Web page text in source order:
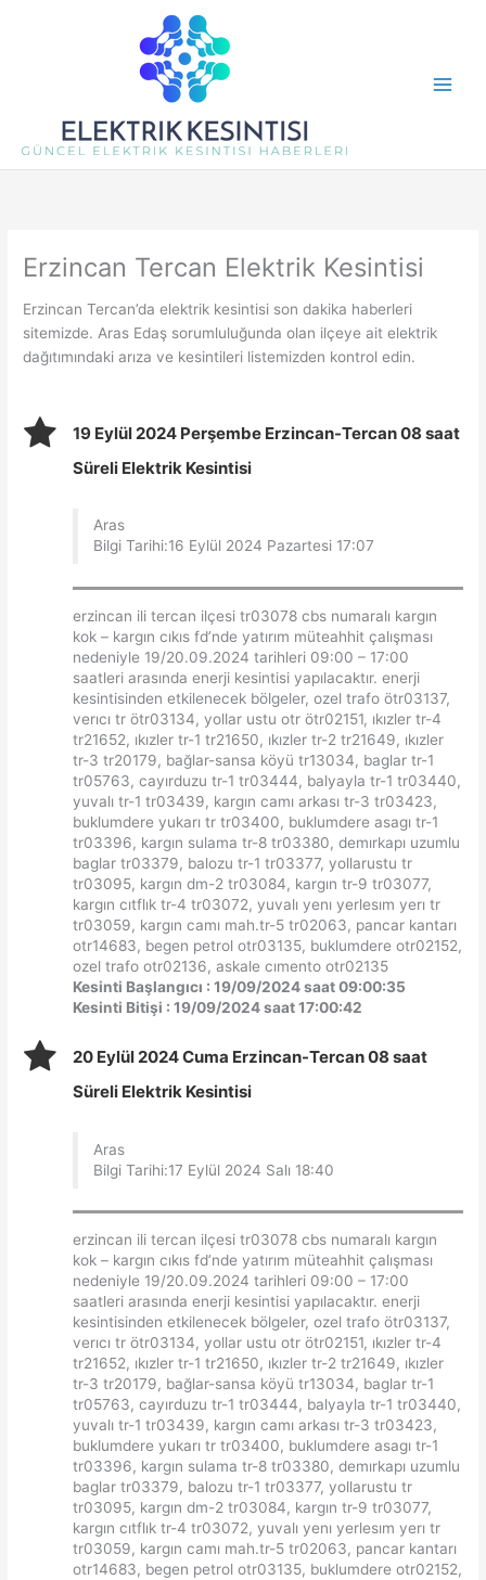
Erzincan Tercan Elektrik Kesintisi
Erzincan Tercan’da elektrik kesintisi son dakika haberleri
sitemizde. Aras Edaş sorumluluğunda olan ilçeye ait elektrik
dağıtımındaki arıza ve kesintileri listemizden kontrol edin.
19 Eylül 2024 Perşembe Erzincan-Tercan 08 saat
Süreli Elektrik Kesintisi
Aras
Bilgi Tarihi:16 Eylül 2024 Pazartesi 17:07
erzincan ili tercan ilçesi tr03078 cbs numaralı kargın
kok – kargın cıkıs fd’nde yatırım müteahhit çalışması
nedeniyle 19/20.09.2024 tarihleri 09:00 – 17:00
saatleri arasında enerji kesintisi yapılacaktır. enerji
kesintisinden etkilenecek bölgeler, ozel trafo ötr03137,
verıcı tr ötr03134, yollar ustu otr ötr02151, ıkızler tr-4
tr21652, ıkızler tr-1 tr21650, ıkızler tr-2 tr21649, ıkızler
tr-3 tr20179, bağlar-sansa köyü tr13034, baglar tr-1
tr05763, cayırduzu tr-1 tr03444, balyayla tr-1 tr03440,
yuvalı tr-1 tr03439, kargın camı arkası tr-3 tr03423,
buklumdere yukarı tr tr03400, buklumdere asagı tr-1
tr03396, kargın sulama tr-8 tr03380, demırkapı uzumlu
baglar tr03379, balozu tr-1 tr03377, yollarustu tr
tr03095, kargın dm-2 tr03084, kargın tr-9 tr03077,
kargın cıtflık tr-4 tr03072, yuvalı yenı yerlesım yerı tr
tr03059, kargın camı mah.tr-5 tr02063, pancar kantarı
otr14683, begen petrol otr03135, buklumdere otr02152,
ozel trafo otr02136, askale cımento otr02135
Kesinti Başlangıcı : 19/09/2024 saat 09:00:35
Kesinti Bitişi : 19/09/2024 saat 17:00:42
20 Eylül 2024 Cuma Erzincan-Tercan 08 saat
Süreli Elektrik Kesintisi
Aras
Bilgi Tarihi:17 Eylül 2024 Salı 18:40
erzincan ili tercan ilçesi tr03078 cbs numaralı kargın
kok – kargın cıkıs fd’nde yatırım müteahhit çalışması
nedeniyle 19/20.09.2024 tarihleri 09:00 – 17:00
saatleri arasında enerji kesintisi yapılacaktır. enerji
kesintisinden etkilenecek bölgeler, ozel trafo ötr03137,
verıcı tr ötr03134, yollar ustu otr ötr02151, ıkızler tr-4
tr21652, ıkızler tr-1 tr21650, ıkızler tr-2 tr21649, ıkızler
tr-3 tr20179, bağlar-sansa köyü tr13034, baglar tr-1
tr05763, cayırduzu tr-1 tr03444, balyayla tr-1 tr03440,
yuvalı tr-1 tr03439, kargın camı arkası tr-3 tr03423,
buklumdere yukarı tr tr03400, buklumdere asagı tr-1
tr03396, kargın sulama tr-8 tr03380, demırkapı uzumlu
baglar tr03379, balozu tr-1 tr03377, yollarustu tr
tr03095, kargın dm-2 tr03084, kargın tr-9 tr03077,
kargın cıtflık tr-4 tr03072, yuvalı yenı yerlesım yerı tr
tr03059, kargın camı mah.tr-5 tr02063, pancar kantarı
otr14683, begen petrol otr03135, buklumdere otr02152,